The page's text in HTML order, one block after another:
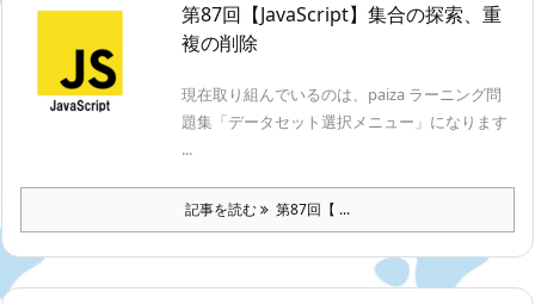
第87回【JavaScript】集合の探索、重
複の削除
現在取り組んでいるのは、paiza ラーニング問
題集「データセット選択メニュー」になります
...
記事を読む 第87回【 ...